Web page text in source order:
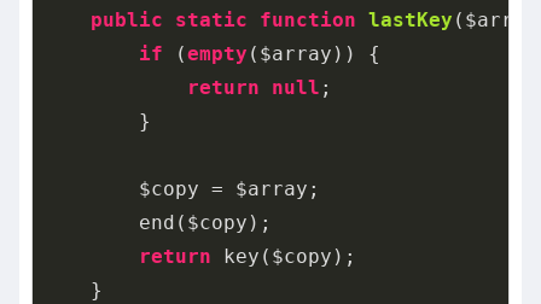
public
static function lastKey
if (empty ($array)) {
return
null ;
        }
        $copy = $array;
        end($copy);
return key($copy);
    }